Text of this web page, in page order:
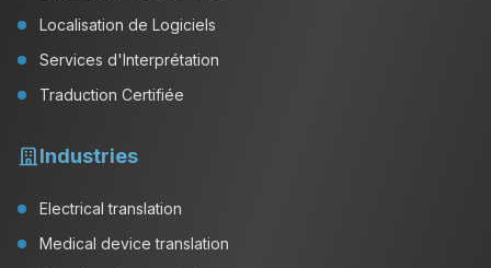
Localisation de Logiciels
Services d'Interprétation
Traduction Certifiée
Industries
Electrical translation
Medical device translation